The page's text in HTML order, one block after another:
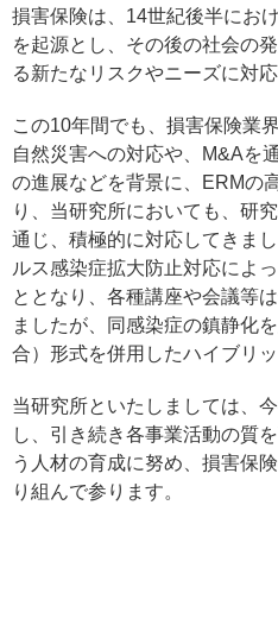
損害保険は、14世紀後半にお
を起源とし、その後の社会の
る新たなリスクやニーズに対
この10年間でも、損害保険業
自然災害への対応や、M&Aを
の進展などを背景に、ERMの
り、当研究所においても、研
通じ、積極的に対応してきま
ルス感染症拡大防止対応によ
ととなり、各種講座や会議等
ましたが、同感染症の鎮静化
合）形式を併用したハイブリ
当研究所といたしましては、
し、引き続き各事業活動の質
う人材の育成に努め、損害保
り組んで参ります。